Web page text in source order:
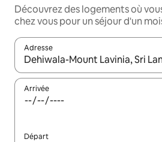
Découvrez des logements où
chez vous pour un séjour d'un
Adresse
Lorsque les résultats s'affichent,
Arrivée
Départ